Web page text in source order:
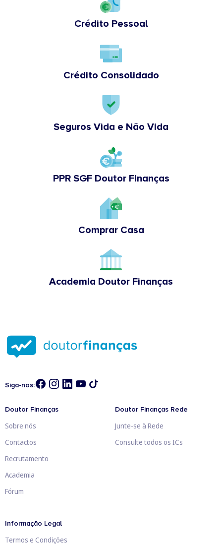
Crédito Pessoal
Crédito Consolidado
Seguros Vida e Não Vida
PPR SGF Doutor Finanças
Comprar Casa
Academia Doutor Finanças
Siga-nos:
Doutor Finanças
Sobre nós
Contactos
Recrutamento
Academia
Fórum
Doutor Finanças Rede
Junte-se à Rede
Consulte todos os ICs
Informação Legal
Termos e Condições